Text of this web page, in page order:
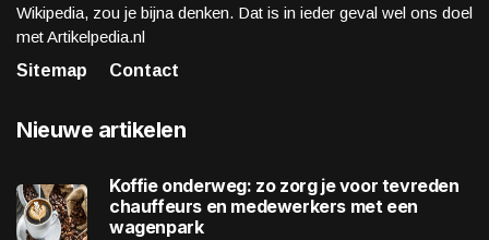
Wikipedia, zou je bijna denken. Dat is in ieder geval wel ons doel
met Artikelpedia.nl
Sitemap
Contact
Nieuwe artikelen
Koffie onderweg: zo zorg je voor tevreden
chauffeurs en medewerkers met een
wagenpark